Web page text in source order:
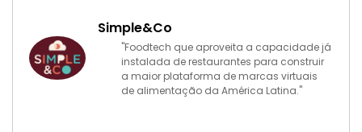
Simple&Co
"Foodtech que aproveita a capacidade já
instalada de restaurantes para construir
a maior plataforma de marcas virtuais
de alimentação da América Latina."